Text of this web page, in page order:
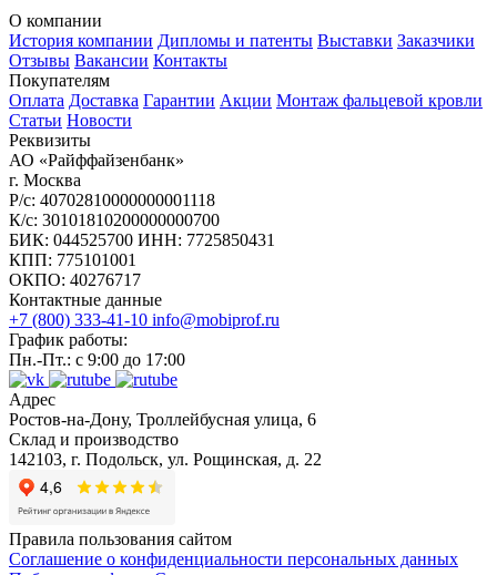
О компании
История компании Дипломы и патенты Выставки Заказчики
Отзывы Вакансии Контакты
Покупателям
Оплата Доставка Гарантии Акции Монтаж фальцевой кровли
Статьи Новости
Реквизиты
АО «Райффайзенбанк»
г. Москва
Р/с: 40702810000000001118
К/с: 30101810200000000700
БИК: 044525700 ИНН: 7725850431
КПП: 775101001
ОКПО: 40276717
Контактные данные
+7 (800) 333-41-10 info@mobiprof.ru
График работы:
Пн.-Пт.: с 9:00 до 17:00
Адрес
Ростов-на-Дону, Троллейбусная улица, 6
Склад и производство
142103, г. Подольск, ул. Рощинская, д. 22
Правила пользования сайтом
Соглашение о конфиденциальности персональных данных